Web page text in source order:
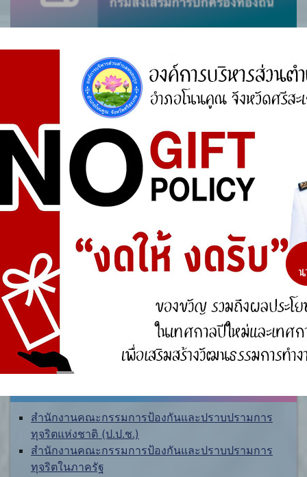
สำนักงานคณะกรรมการป้องกันและปราบปรามการ
ทุจริตแห่งชาติ (ป.ป.ช.)
สำนักงานคณะกรรมการป้องกันและปราบปรามการ
ทุจริตในภาครัฐ